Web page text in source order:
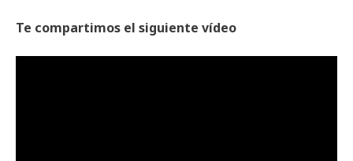
Te compartimos el siguiente vídeo